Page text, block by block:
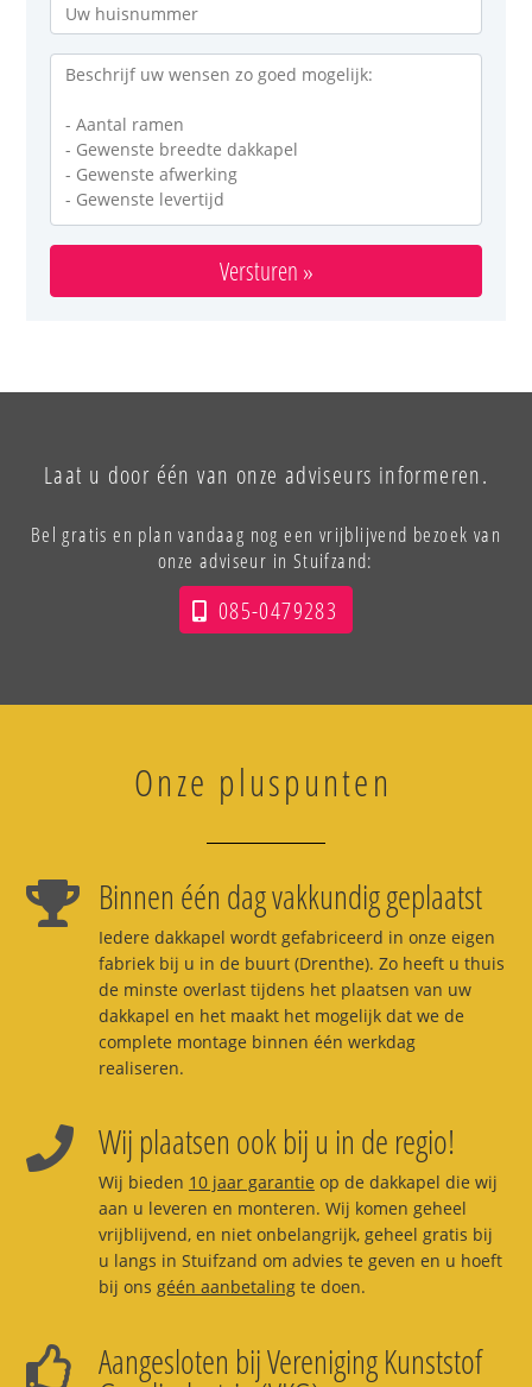
Versturen »
Laat u door één van onze adviseurs informeren.
Bel gratis en plan vandaag nog een vrijblijvend bezoek van
onze adviseur in Stuifzand:
085-0479283
Onze pluspunten
Binnen één dag vakkundig geplaatst
Iedere dakkapel wordt gefabriceerd in onze eigen
fabriek bij u in de buurt (Drenthe). Zo heeft u thuis
de minste overlast tijdens het plaatsen van uw
dakkapel en het maakt het mogelijk dat we de
complete montage binnen één werkdag
realiseren.
Wij plaatsen ook bij u in de regio!
Wij bieden 10 jaar garantie op de dakkapel die wij
aan u leveren en monteren. Wij komen geheel
vrijblijvend, en niet onbelangrijk, geheel gratis bij
u langs in Stuifzand om advies te geven en u hoeft
bij ons géén aanbetalingte doen.
Aangesloten bij Vereniging Kunststof